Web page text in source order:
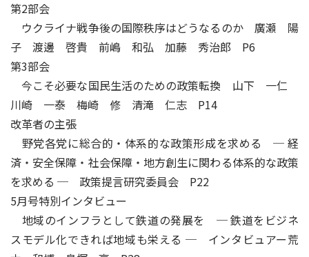
第2部会
ウクライナ戦争後の国際秩序はどうなるのか 廣瀬 陽
子 渡邊 啓貴 前嶋 和弘 加藤 秀治郎 P6
第3部会
今こそ必要な国民生活のための政策転換 山下 一仁
川崎 一泰 梅崎 修 清滝 仁志 P14
改革者の主張
野党各党に総合的・体系的な政策形成を求める ─ 経
済・安全保障・社会保障・地方創生に関わる体系的な政策
を求める ─ 政策提言研究委員会 P22
5月号特別インタビュー
地域のインフラとして鉄道の発展を ─ 鉄道をビジネ
スモデル化できれば地域も栄える ─ インタビュアー荒